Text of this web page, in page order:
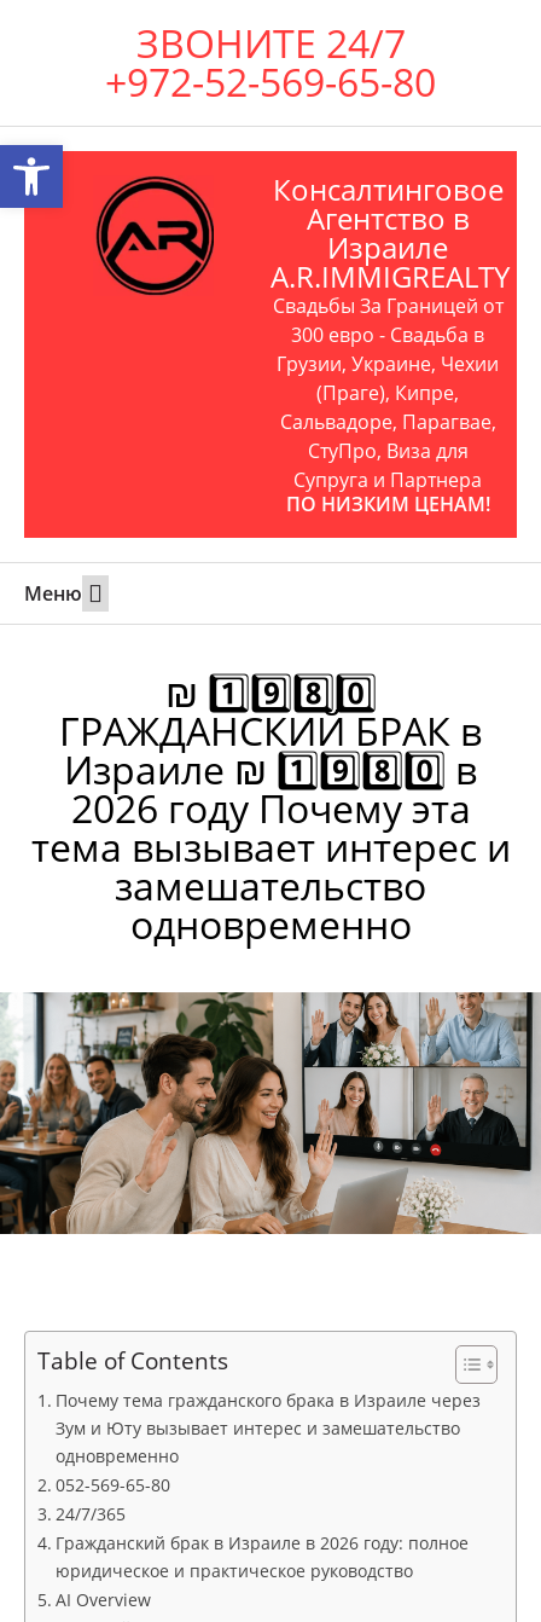
ЗВОНИТЕ 24/7
+972-52-569-65-80
Консалтинговое
Агентство в
Израиле
A.R.IMMIGREALTY
Свадьбы За Границей от
300 евро - Свадьба в
Грузии, Украине, Чехии
(Праге), Кипре,
Сальвадоре, Парагвае,
СтуПро, Виза для
Супруга и Партнера
ПО НИЗКИМ ЦЕНАМ!
Меню
₪ 1️⃣9️⃣8️⃣0️⃣
ГРАЖДАНСКИЙ БРАК в
Израиле ₪ 1️⃣9️⃣8️⃣0️⃣ в
2026 году Почему эта
тема вызывает интерес и
замешательство
одновременно
Table of Contents
Почему тема гражданского брака в Израиле через
Зум и Юту вызывает интерес и замешательство
одновременно
052-569-65-80
24/7/365
Гражданский брак в Израиле в 2026 году: полное
юридическое и практическое руководство
AI Overview
Открыть панель инструментов